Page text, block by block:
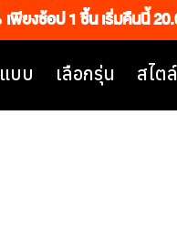
เพียงช้อป 1 ชิ้น เริ่มคืนนี้
บบ เลือกรุ่น สไตล์